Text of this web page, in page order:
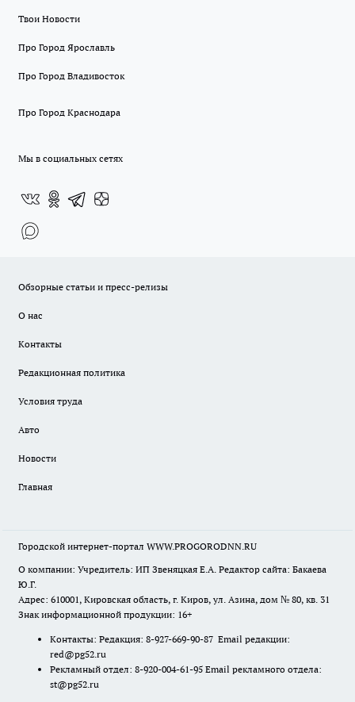
Твои Новости
Про Город Ярославль
Про Город Владивосток
Про Город Краснодара
Мы в социальных сетях
Обзорные статьи и пресс-релизы
О нас
Контакты
Редакционная политика
Условия труда
Авто
Новости
Главная
Городской интернет-портал WWW.PROGORODNN.RU
О компании: Учредитель: ИП Звеняцкая Е.А. Редактор сайта: Бакаева
Ю.Г.
Адрес: 610001, Кировская область, г. Киров, ул. Азина, дом № 80, кв. 31
Знак информационной продукции: 16+
Контакты: Редакция: 8-927-669-90-87 Email редакции:
red@pg52.ru
Рекламный отдел: 8-920-004-61-95 Email рекламного отдела:
st@pg52.ru